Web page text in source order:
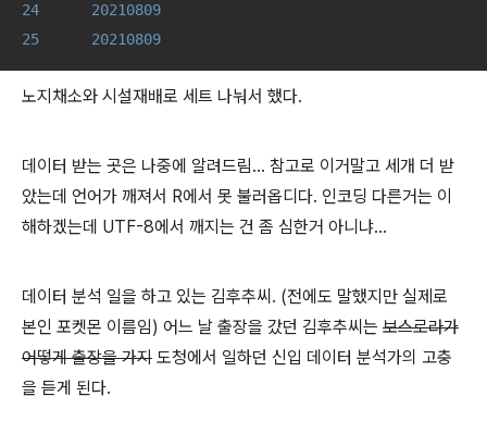
24
20210809
25
20210809
노지채소와 시설재배로 세트 나눠서 했다.
데이터 받는 곳은 나중에 알려드림... 참고로 이거말고 세개 더 받
았는데 언어가 깨져서 R에서 못 불러옵디다. 인코딩 다른거는 이
해하겠는데 UTF-8에서 깨지는 건 좀 심한거 아니냐...
데이터 분석 일을 하고 있는 김후추씨. (전에도 말했지만 실제로
본인 포켓몬 이름임) 어느 날 출장을 갔던 김후추씨는 보스로라가
어떻게 출장을 가지 도청에서 일하던 신입 데이터 분석가의 고충
을 듣게 된다.